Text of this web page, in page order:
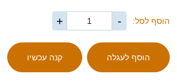
הוסף לסל: -
+